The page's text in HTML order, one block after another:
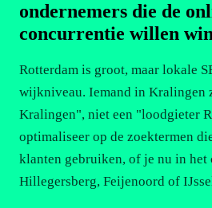
ondernemers die de
concurrentie willen
Rotterdam is groot, maar lokale
wijkniveau. Iemand in Kralingen
Kralingen", niet een "loodgieter
optimaliseer op de zoektermen
klanten gebruiken, of je nu in het
Hillegersberg, Feijenoord of